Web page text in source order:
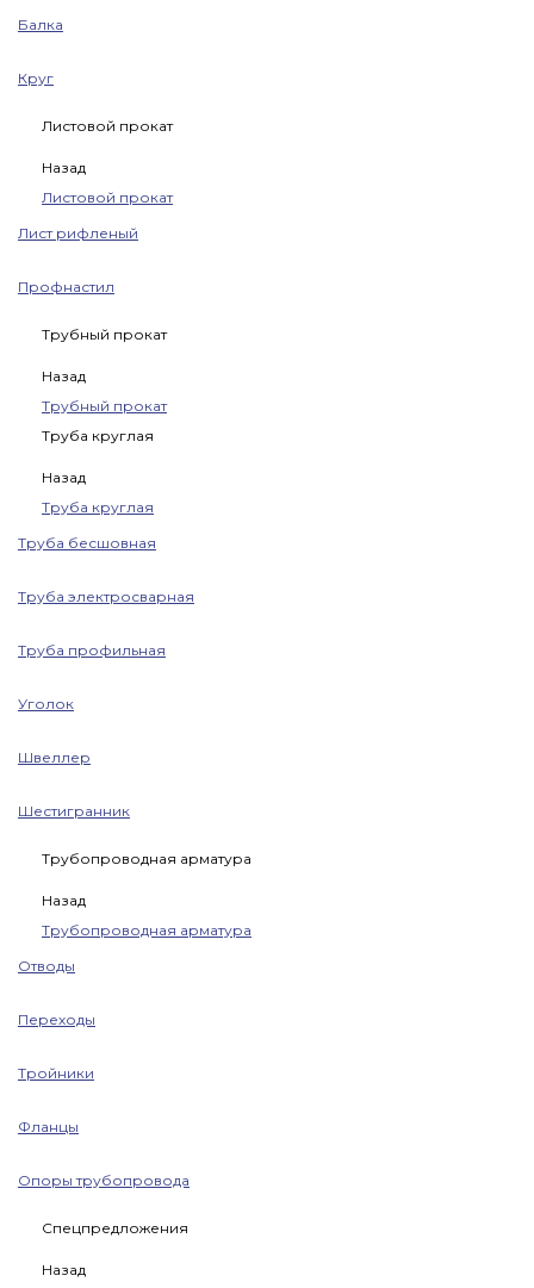
Балка
Круг
Листовой прокат
Назад
Листовой прокат
Лист рифленый
Профнастил
Трубный прокат
Назад
Трубный прокат
Труба круглая
Назад
Труба круглая
Труба бесшовная
Труба электросварная
Труба профильная
Уголок
Швеллер
Шестигранник
Трубопроводная арматура
Назад
Трубопроводная арматура
Отводы
Переходы
Тройники
Фланцы
Опоры трубопровода
Спецпредложения
Назад